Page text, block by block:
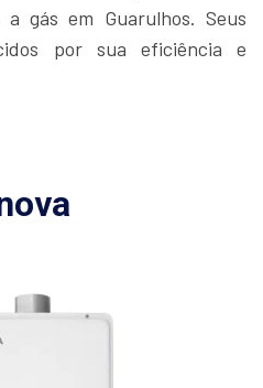
gás em Guarulhos. Seus
por sua eficiência e